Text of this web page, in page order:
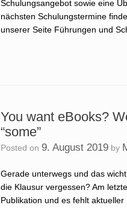
Schulungsangebot sowie eine
nächsten Schulungstermine
unserer Seite Führungen und
You want eBooks?
“some”
Posted on 9. August 2019 by
Gerade unterwegs und das
die Klausur vergessen? Am
Publikation und es fehlt aktueller